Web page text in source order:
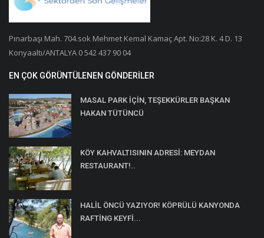
Pınarbaşı Mah. 704.sok Mehmet Kemal Kamaç Apt. No:28 K. 4 D. 13
Konyaaltı/ANTALYA 0 542 437 90 04
EN ÇOK GÖRÜNTÜLENEN GÖNDERILER
MASAL PARK İÇİN, TEŞEKKÜRLER BAŞKAN
HAKAN TÜTÜNCÜ
KÖY KAHVALTISININ ADRESİ: MEYDAN
RESTAURANT!..
HALİL ÖNCÜ YAZIYOR! KÖPRÜLÜ KANYONDA
RAFTİNG KEYFİ...